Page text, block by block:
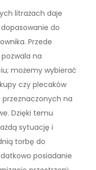
litrażach daje
do
Przede
na
możemy wybierać
czy plecaków
przeznaczonych na
Dzięki temu
sytuację i
torbę do
posiadanie